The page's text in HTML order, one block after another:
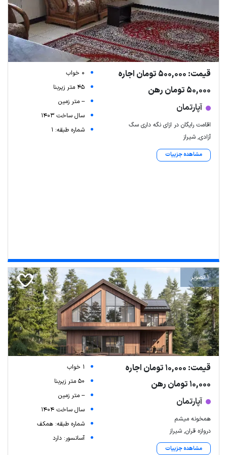
قیمت: 500,000 تومان اجاره
50,000 تومان رهن
آپارتمان
اقامت رایگان در ازای نگه داری سگ
آزادی, شیراز
مشاهده جزییات
0 خواب
45 متر زیربنا
-- متر زمین
سال ساخت 1403
شماره طبقه: 1
1 تصویر
قیمت: 10,000 تومان اجاره
10,000 تومان رهن
آپارتمان
همخونه میشم
دروازه قران, شیراز
مشاهده جزییات
1 خواب
50 متر زیربنا
-- متر زمین
سال ساخت 1404
شماره طبقه: همکف
آسانسور: دارد